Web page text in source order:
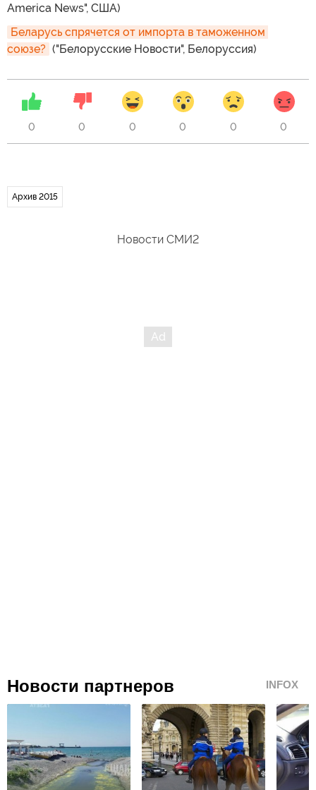
America News", США)
Беларусь спрячется от импорта в таможенном
союзе? ("Белорусские Новости", Белоруссия)
0 0 0 0 0 0
Архив 2015
Новости СМИ2
Новости партнеров INFOX